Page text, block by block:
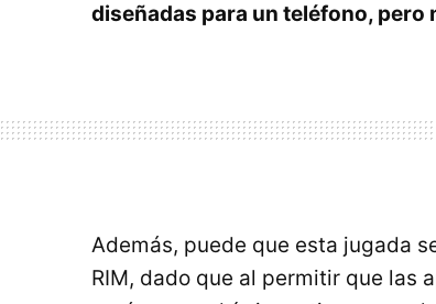
diseñadas para un teléfono, pero
Además, puede que esta jugada
RIM, dado que al permitir que las